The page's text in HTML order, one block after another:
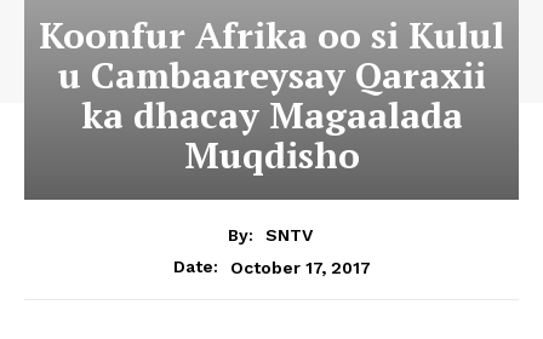
Koonfur Afrika oo si Kulul
u Cambaareysay Qaraxii
ka dhacay Magaalada
Muqdisho
By:
SNTV
Date:
October 17, 2017